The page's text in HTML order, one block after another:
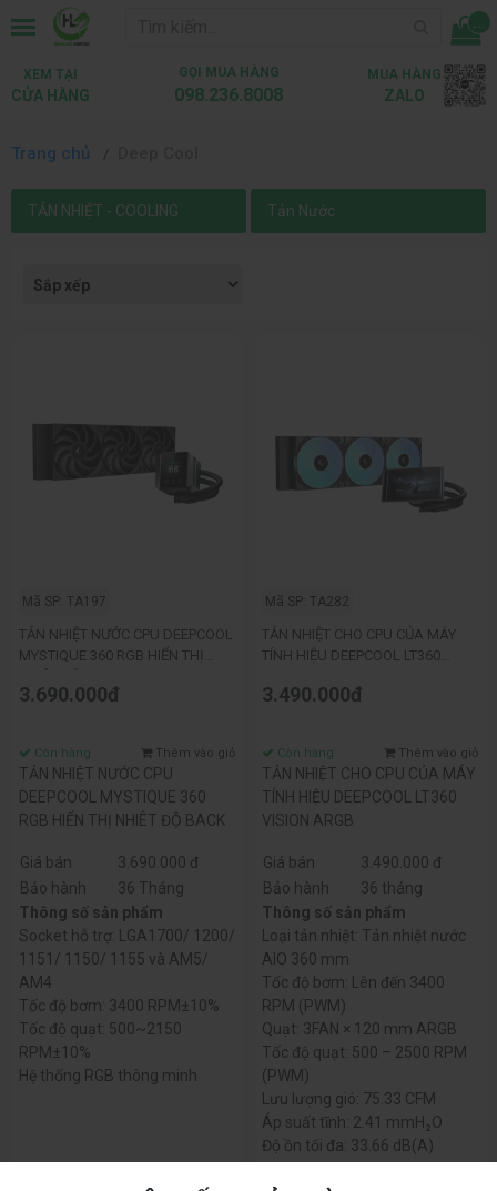
...
XEM TẠI
CỬA HÀNG
GỌI MUA HÀNG
098.236.8008
MUA HÀNG
ZALO
Trang chủ
TẢN NHIỆT - COOLING Tản Nước
Mã SP: TA197
TẢN NHIỆT NƯỚC CPU DEEPCOOL
MYSTIQUE 360 RGB HIỂN THỊ
3.690.000đ
Còn hàng Thêm vào giỏ
TẢN NHIỆT NƯỚC CPU
DEEPCOOL MYSTIQUE 360
RGB HIỂN THỊ NHIÊT ĐỘ BACK
Giá bán
3.690.000 đ
Bảo hành
36 Tháng
Thông số sản phẩm
Socket hỗ trợ: LGA1700/ 1200/
1151/ 1150/ 1155 và AM5/
AM4
Tốc độ bơm: 3400 RPM±10%
Tốc độ quạt: 500~2150
RPM±10%
Hệ thống RGB thông minh
Mã SP: TA282
TẢN NHIỆT CHO CPU CỦA MÁY
TÍNH HIỆU DEEPCOOL LT360
3.490.000đ
Còn hàng Thêm vào giỏ
TẢN NHIỆT CHO CPU CỦA MÁY
TÍNH HIỆU DEEPCOOL LT360
VISION ARGB
Giá bán
3.490.000 đ
Bảo hành
36 tháng
Thông số sản phẩm
Loại tản nhiệt: Tản nhiệt nước
AIO 360 mm
Tốc độ bơm: Lên đến 3400
RPM (PWM)
Quạt: 3FAN × 120 mm ARGB
Tốc độ quạt: 500 – 2500 RPM
(PWM)
Lưu lượng gió: 75.33 CFM
Áp suất tĩnh: 2.41 mmH₂O
Độ ồn tối đa: 33.66 dB(A)